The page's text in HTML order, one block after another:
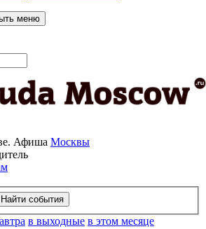
меню
Афиша Москвы
в выходные в этом месяце